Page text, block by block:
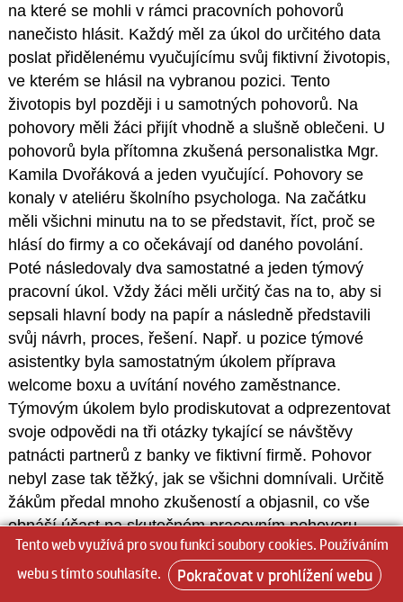
na které se mohli v rámci pracovních pohovorů
nanečisto hlásit. Každý měl za úkol do určitého data
poslat přidělenému vyučujícímu svůj fiktivní životopis,
ve kterém se hlásil na vybranou pozici. Tento
životopis byl později i u samotných pohovorů. Na
pohovory měli žáci přijít vhodně a slušně oblečeni. U
pohovorů byla přítomna zkušená personalistka Mgr.
Kamila Dvořáková a jeden vyučující. Pohovory se
konaly v ateliéru školního psychologa. Na začátku
měli všichni minutu na to se představit, říct, proč se
hlásí do firmy a co očekávají od daného povolání.
Poté následovaly dva samostatné a jeden týmový
pracovní úkol. Vždy žáci měli určitý čas na to, aby si
sepsali hlavní body na papír a následně představili
svůj návrh, proces, řešení. Např. u pozice týmové
asistentky byla samostatným úkolem příprava
welcome boxu a uvítání nového zaměstnance.
Týmovým úkolem bylo prodiskutovat a odprezentovat
svoje odpovědi na tři otázky tykající se návštěvy
patnácti partnerů z banky ve fiktivní firmě. Pohovor
nebyl zase tak těžký, jak se všichni domnívali. Určitě
žákům předal mnoho zkušeností a objasnil, co vše
obnáší účast na skutečném pracovním pohovoru.
HAKYTO VE ŠKOLE
Dne 11. prosince za všeobecného veselí navštívil
Tento web využívá pro svou funkci soubory cookies. Používáním
webu s tímto souhlasíte.
Pokračovat v prohlížení webu